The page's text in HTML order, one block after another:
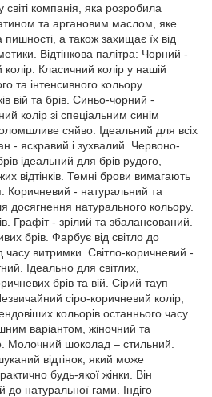
компанія, яка розробила
та аргановим маслом, яке
а також захищає їх від
Відтінкова палітра: Чорний -
Класичний колір у нашій
та інтенсивного кольору.
вій та брів. Синьо-чорний -
колір зі спеціальним синім
сяйво. Ідеальний для всіх
- яскравий і зухвалий. Червоно-
ідеальний для брів рудого,
відтінків. Темні брови вимагають
Коричневий - натуральний та
досягнення натурального кольору.
Графіт - зрілий та збалансований.
брів. Фарбує від світло до
часу витримки. Світло-коричневий -
Ідеально для світлих,
брів та вій. Сірий тауп –
сіро-коричневий колір,
кольорів останнього часу.
варіантом, жіночний та
Молочний шоколад – стильний.
відтінок, який може
будь-якої жінки. Він
натуральної гами. Індіго –